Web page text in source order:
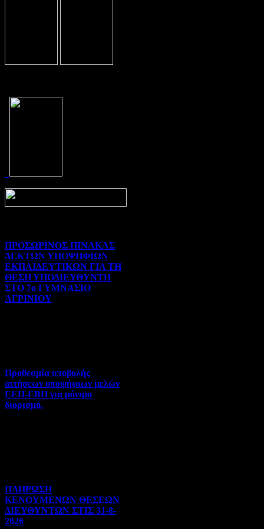
ΠΡΟΣΩΡΙΝΟΣ ΠΙΝΑΚΑΣ
ΔΕΚΤΩΝ ΥΠΟΨΗΦΙΩΝ
ΕΚΠΑΙΔΕΥΤΙΚΩΝ ΓΙΑ ΤΗ
ΘΕΣΗ ΥΠΟΔΙΕΥΘΥΝΤΗ
ΣΤΟ 7ο ΓΥΜΝΑΣΙΟ
ΑΓΡΙΝΙΟΥ
Προθεσμία υποβολής
αιτήσεων υποψήφιων μελών
ΕΕΠ-ΕΒΠ για μόνιμο
διορισμό.
ΠΛΗΡΩΣΗ
ΚΕΝΟΥΜΕΝΩΝ ΘΕΣΕΩΝ
ΔΙΕΥΘΥΝΤΩΝ ΣΤΙΣ 31-8-
2026